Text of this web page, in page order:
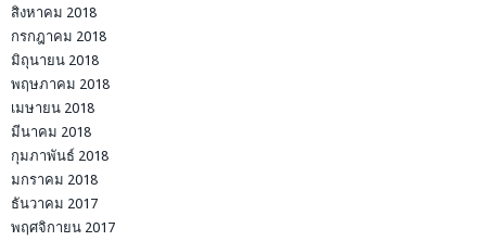
สิงหาคม 2018
กรกฎาคม 2018
มิถุนายน 2018
พฤษภาคม 2018
เมษายน 2018
มีนาคม 2018
กุมภาพันธ์ 2018
มกราคม 2018
ธันวาคม 2017
พฤศจิกายน 2017